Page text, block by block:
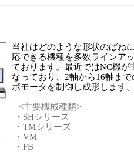
当社はどのような形状のばね
応できる機種を多数ラインア
ております。最近ではNC機が
なってお り、2軸から16軸ま
ボモータを制御し成形します
<主要機械種類>
・SHシリーズ
・TMシリーズ
・VM
・FB